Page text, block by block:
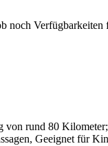
noch
von rund 80
Geeignet für